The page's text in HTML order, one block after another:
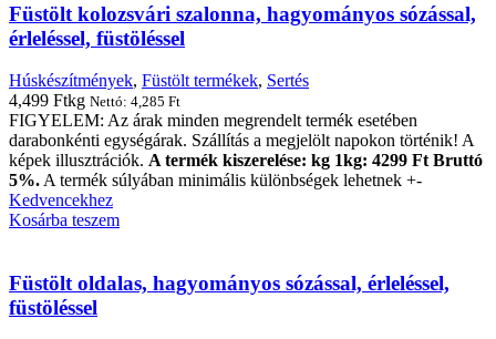
Füstölt kolozsvári szalonna, hagyományos sózással,
érleléssel, füstöléssel
Húskészítmények, Füstölt termékek, Sertés
4,499 Ftkg Nettó: 4,285 Ft
FIGYELEM: Az árak minden megrendelt termék esetében
darabonkénti egységárak. Szállítás a megjelölt napokon történik! A
képek illusztrációk. A termék kiszerelése: kg 1kg: 4299 Ft Bruttó
5%. A termék súlyában minimális különbségek lehetnek +-
Kedvencekhez
Kosárba teszem
Füstölt oldalas, hagyományos sózással, érleléssel,
füstöléssel